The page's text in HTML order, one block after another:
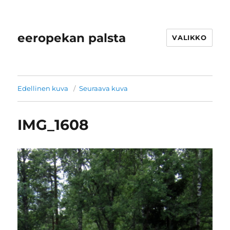
eeropekan palsta VALIKKO
Edellinen kuva Seuraava kuva
IMG_1608